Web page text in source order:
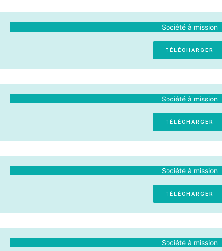
Société à mission
TÉLÉCHARGER
Société à mission
TÉLÉCHARGER
Société à mission
TÉLÉCHARGER
Société à mission